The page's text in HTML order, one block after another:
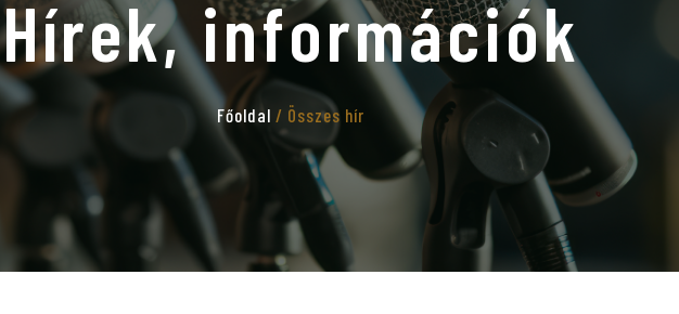
Hírek, információk
Főoldal / Összes hír